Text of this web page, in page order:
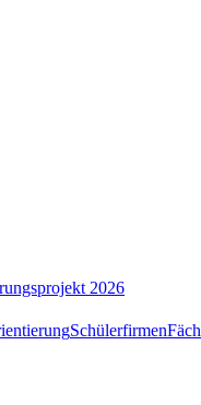
2026
Schülerfirmen